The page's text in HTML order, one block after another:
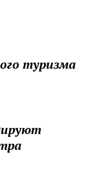
туризма